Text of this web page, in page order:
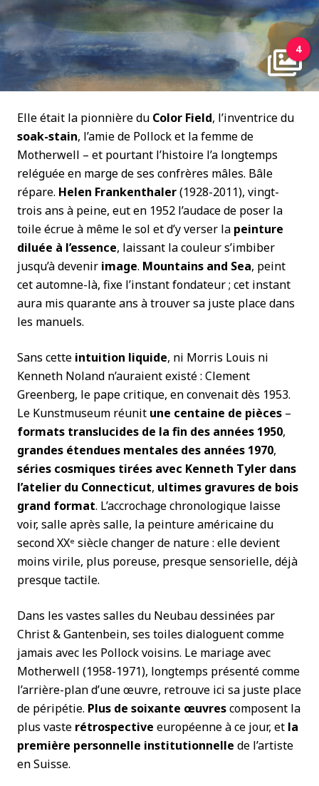
4
Elle était la pionnière du Color Field, l’inventrice du
soak-stain, l’amie de Pollock et la femme de
Motherwell – et pourtant l’histoire l’a longtemps
reléguée en marge de ses confrères mâles. Bâle
répare. Helen Frankenthaler(1928-2011), vingt-
trois ans à peine, eut en 1952 l’audace de poser la
toile écrue à même le sol et d’y verser la peinture
diluée à l’essence, laissant la couleur s’imbiber
jusqu’à devenir image. Mountains and Sea, peint
cet automne-là, fixe l’instant fondateur ; cet instant
aura mis quarante ans à trouver sa juste place dans
les manuels.
Sans cette intuition liquide, ni Morris Louis ni
Kenneth Noland n’auraient existé : Clement
Greenberg, le pape critique, en convenait dès 1953.
Le Kunstmuseum réunit une centaine de pièces –
formats translucides de la fin des années 1950,
grandes étendues mentales des années 1970,
séries cosmiques tirées avec Kenneth Tyler dans
l’atelier du Connecticut, ultimes gravures de bois
grand format. L’accrochage chronologique laisse
voir, salle après salle, la peinture américaine du
second XXᵉ siècle changer de nature : elle devient
moins virile, plus poreuse, presque sensorielle, déjà
presque tactile.
Dans les vastes salles du Neubau dessinées par
Christ & Gantenbein, ses toiles dialoguent comme
jamais avec les Pollock voisins. Le mariage avec
Motherwell (1958-1971), longtemps présenté comme
l’arrière-plan d’une œuvre, retrouve ici sa juste place
de péripétie. Plus de soixante œuvrescomposent la
plus vaste rétrospective européenne à ce jour, et la
première personnelle institutionnelle de l’artiste
en Suisse.